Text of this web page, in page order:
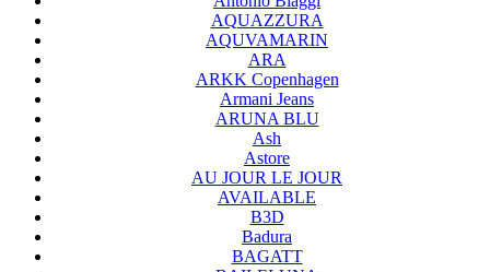
AQUAZZURA
AQUVAMARIN
ARA
ARKK Copenhagen
Armani Jeans
ARUNA BLU
Ash
Astore
AU JOUR LE JOUR
AVAILABLE
B3D
Badura
BAGATT